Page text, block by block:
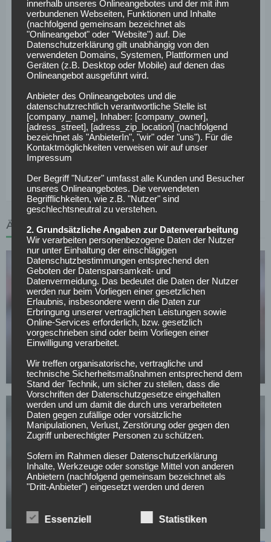
ihn Priorität habe und er anhand dieser bewerte. Auch
Vasilije Janjicic meldete sich nach einer Viruserkrankung
zurück und bekam gegen die Schwaben einen Kurzeinsatz
geschenkt. Im Vergleich zu den Spielen der letzten Wochen
zeigten die Hamburger einen starken Auftritt. Am
vergangenen Spieltag noch nahezu chancenlos gegen
ebenso schwache Berliner verloren, erarbeitete man sich
gegen den Aufsteiger zahlreiche Möglichkeiten und
agierte mit dem Ball sicher. „Ein sehr verdienter Sieg von
uns, großes Kompliment ans Team. Schönes Gefühl so in
die Länderspielpause zu gehen“, erklärte Gisdol auf der
ÄHNLICHE ARTIKEL
HAMBURGER SV
Märchenhafter Auftritt: HSV will diesen Leihspieler
03.05.2026
HAMBURGER SV
Dieser HSV-Star hat entschieden, ob er dem Klub
02.05.2026
innerhalb unseres Onlineangebotes und der mit ihm
verbundenen Webseiten, Funktionen und Inhalte
(nachfolgend gemeinsam bezeichnet als
"Onlineangebot" oder "Website") auf. Die
Datenschutzerklärung gilt unabhängig von den
verwendeten Domains, Systemen, Plattformen und
Geräten (z.B. Desktop oder Mobile) auf denen das
Onlineangebot ausgeführt wird.
Anbieter des Onlineangebotes und die
datenschutzrechtlich verantwortliche Stelle ist
[company_name], Inhaber: [company_owner],
[adress_street], [adress_zip_location] (nachfolgend
bezeichnet als "AnbieterIn", "wir" oder "uns"). Für die
Kontaktmöglichkeiten verweisen wir auf unser
Impressum
Der Begriff "Nutzer" umfasst alle Kunden und Besucher
unseres Onlineangebotes. Die verwendeten
Begrifflichkeiten, wie z.B. "Nutzer" sind
geschlechtsneutral zu verstehen.
2. Grundsätzliche Angaben zur Datenverarbeitung
Wir verarbeiten personenbezogene Daten der Nutzer
nur unter Einhaltung der einschlägigen
Datenschutzbestimmungen entsprechend den
Geboten der Datensparsamkeit- und
Datenvermeidung. Das bedeutet die Daten der Nutzer
werden nur beim Vorliegen einer gesetzlichen
Erlaubnis, insbesondere wenn die Daten zur
Erbringung unserer vertraglichen Leistungen sowie
Online-Services erforderlich, bzw. gesetzlich
vorgeschrieben sind oder beim Vorliegen einer
Einwilligung verarbeitet.
Wir treffen organisatorische, vertragliche und
technische Sicherheitsmaßnahmen entsprechend dem
Stand der Technik, um sicher zu stellen, dass die
Vorschriften der Datenschutzgesetze eingehalten
werden und um damit die durch uns verarbeiteten
Daten gegen zufällige oder vorsätzliche
Manipulationen, Verlust, Zerstörung oder gegen den
Zugriff unberechtigter Personen zu schützen.
Sofern im Rahmen dieser Datenschutzerklärung
Inhalte, Werkzeuge oder sonstige Mittel von anderen
Anbietern (nachfolgend gemeinsam bezeichnet als
"Dritt-Anbieter") eingesetzt werden und deren
Anbieter stattfindet. Die Übermittlung von Daten in
Essenziell Statistiken